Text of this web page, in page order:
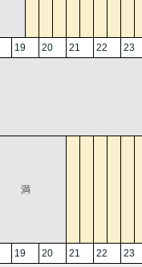
19 20 21 22 23
満
19 20 21 22 23